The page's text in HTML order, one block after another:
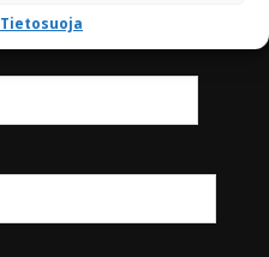
Tietosuoja